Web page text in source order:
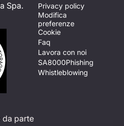
Spa.
da parte
Privacy policy
Modifica
preferenze
Cookie
Faq
Lavora con noi
SA8000Phishing
Whistleblowing